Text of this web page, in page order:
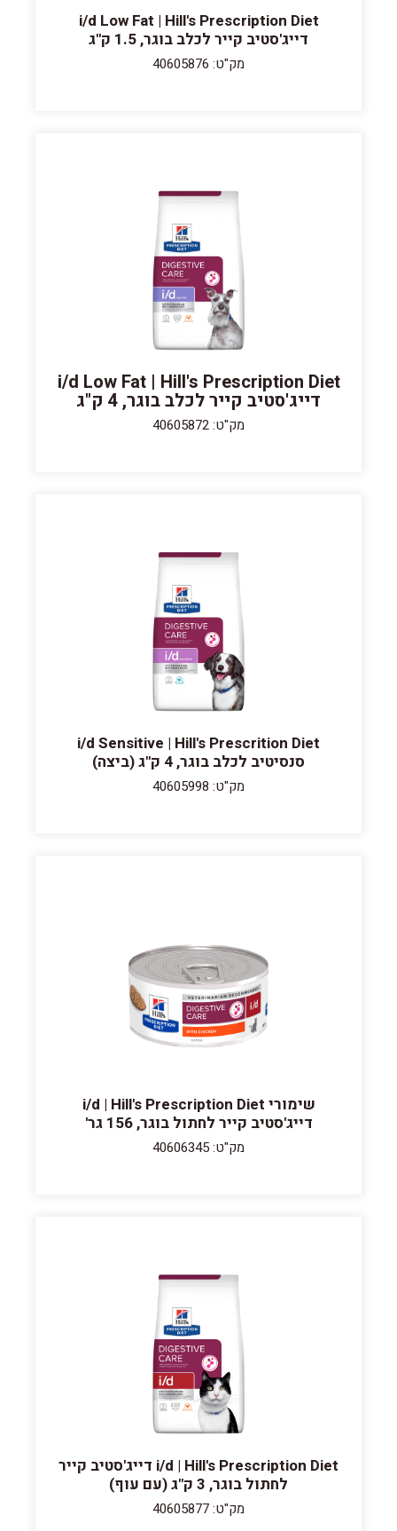
i/d Low Fat | Hill's Prescription Diet
דייג'סטיב קייר לכלב בוגר, 1.5 ק"ג
מק"ט: 40605876
i/d Low Fat | Hill's Prescription Diet
דייג'סטיב קייר לכלב בוגר, 4 ק"ג
מק"ט: 40605872
i/d Sensitive | Hill's Prescrition Diet
סנסיטיב לכלב בוגר, 4 ק"ג (ביצה)
מק"ט: 40605998
שימורי i/d | Hill's Prescription Diet
דייג'סטיב קייר לחתול בוגר, 156 גר'
מק"ט: 40606345
i/d | Hill's Prescription Diet דייג'סטיב קייר
לחתול בוגר, 3 ק"ג (עם עוף)
מק"ט: 40605877